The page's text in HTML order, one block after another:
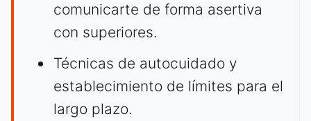
comunicarte de forma asertiva
con superiores.
Técnicas de autocuidado y
establecimiento de límites para el
largo plazo.